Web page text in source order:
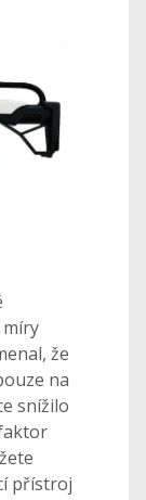
že
na
snížilo
přístroj